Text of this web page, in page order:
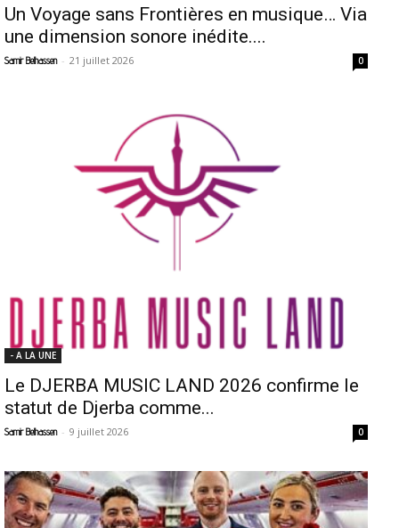
Un Voyage sans Frontières en musique… Via
une dimension sonore inédite....
Samir Belhassen - 21 juillet 2026 0
- A LA UNE
Le DJERBA MUSIC LAND 2026 confirme le
statut de Djerba comme...
Samir Belhassen - 9 juillet 2026 0